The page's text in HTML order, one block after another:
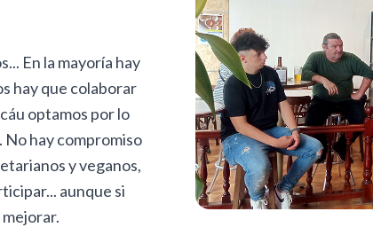
En la mayoría hay
hay que colaborar
optamos por lo
. No hay compromiso
y veganos,
aunque si